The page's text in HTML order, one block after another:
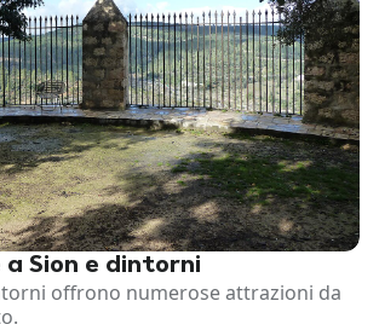
a Sion e dintorni
offrono numerose attrazioni da